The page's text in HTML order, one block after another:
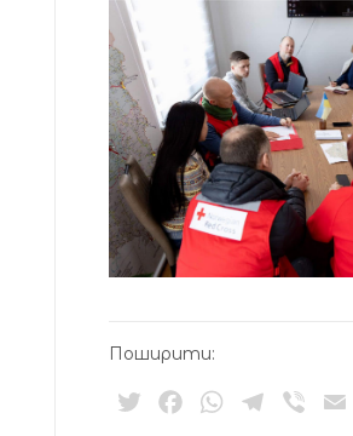
Поширити:
TwitterFacebookWhatsApp
Telegram
Viber